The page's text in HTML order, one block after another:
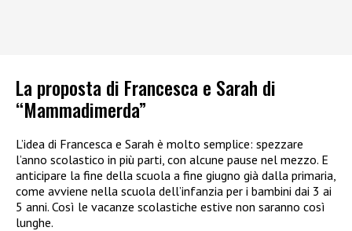
La proposta di Francesca e Sarah di
“Mammadimerda”
L’idea di Francesca e Sarah è molto semplice: spezzare
l’anno scolastico in più parti, con alcune pause nel mezzo. E
anticipare la fine della scuola a fine giugno già dalla primaria,
come avviene nella scuola dell’infanzia per i bambini dai 3 ai
5 anni. Così le vacanze scolastiche estive non saranno così
lunghe.